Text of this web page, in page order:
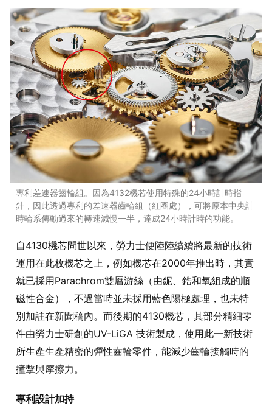
專利差速器齒輪組。因為4132機芯使用特殊的24小時計時指
針，因此透過專利的差速器齒輪組（紅圈處），可將原本中央計
時輪系傳動過來的轉速減慢一半，達成24小時計時的功能。
自4130機芯問世以來，勞力士便陸陸續續將最新的技術
運用在此枚機芯之上，例如機芯在2000年推出時，其實
就已採用Parachrom雙層游絲（由鈮、鋯和氧組成的順
磁性合金），不過當時並未採用藍色陽極處理，也未特
別加註在新聞稿內。而後期的4130機芯，其部分精細零
件由勞力士研創的UV-LiGA 技術製成，使用此一新技術
所生產生產精密的彈性齒輪零件，能減少齒輪接觸時的
撞擊與摩擦力。
專利設計加持